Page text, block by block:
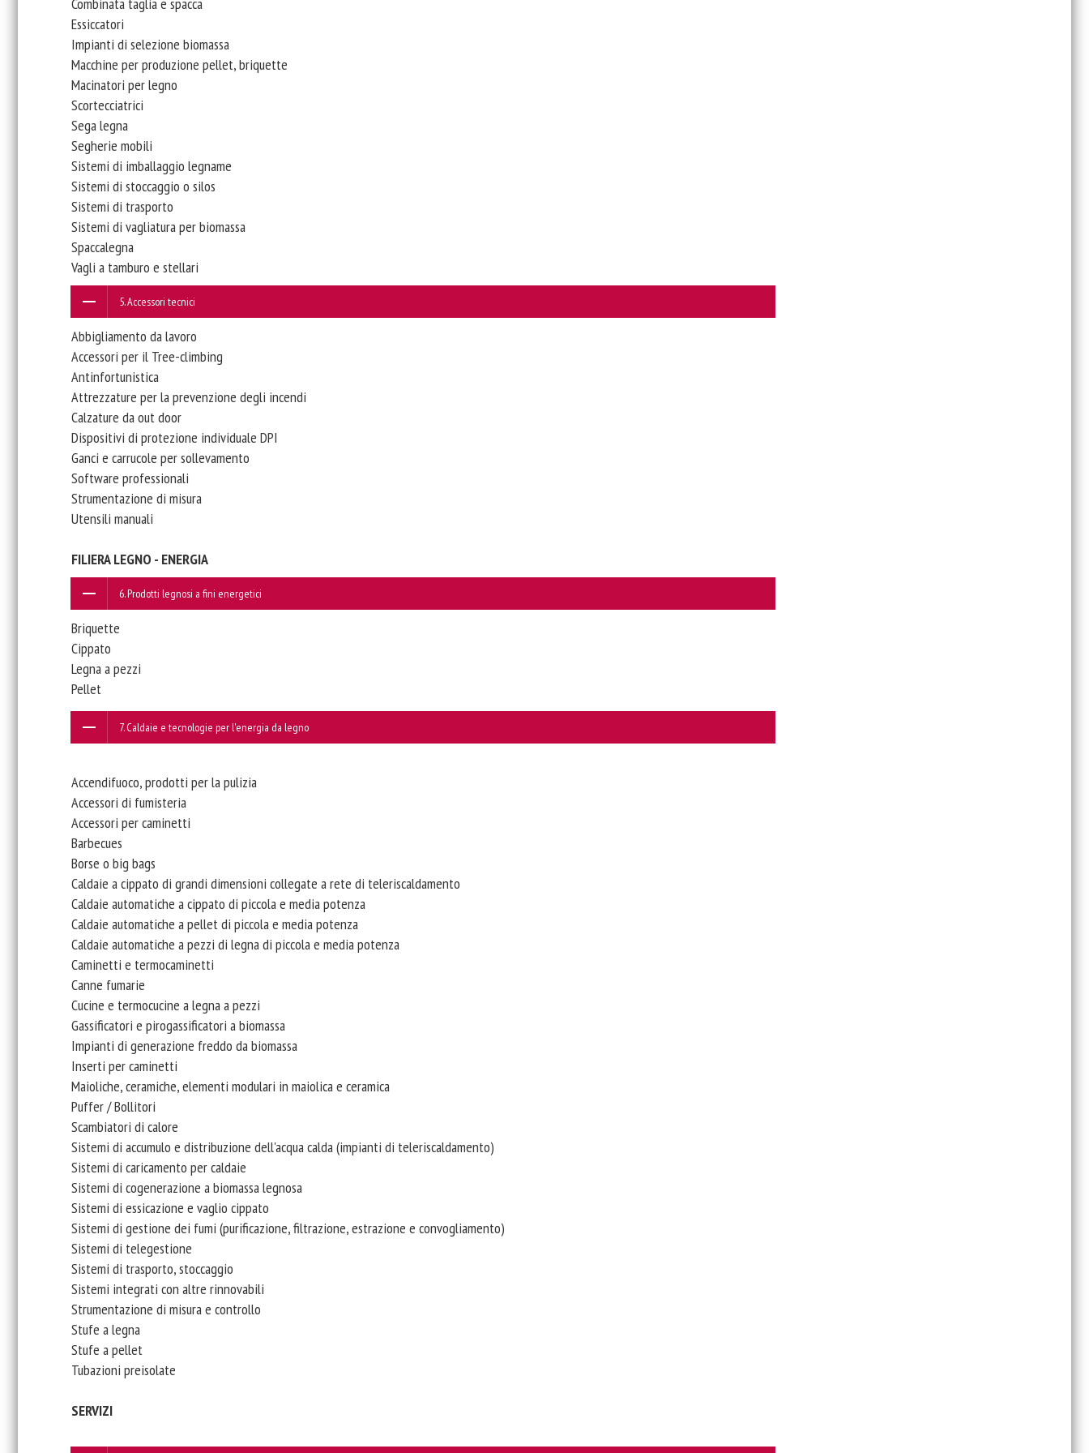
Essiccatori
Impianti di selezione biomassa
Macchine per produzione pellet, briquette
Macinatori per legno
Scortecciatrici
Sega legna
Segherie mobili
Sistemi di imballaggio legname
Sistemi di stoccaggio o silos
Sistemi di trasporto
Sistemi di vagliatura per biomassa
Spaccalegna
Vagli a tamburo e stellari
5. Accessori tecnici
Abbigliamento da lavoro
Accessori per il Tree-climbing
Antinfortunistica
Attrezzature per la prevenzione degli incendi
Calzature da out door
Dispositivi di protezione individuale DPI
Ganci e carrucole per sollevamento
Software professionali
Strumentazione di misura
Utensili manuali
FILIERA LEGNO - ENERGIA
6. Prodotti legnosi a fini energetici
Briquette
Cippato
Legna a pezzi
Pellet
7. Caldaie e tecnologie per l'energia da legno
Accendifuoco, prodotti per la pulizia
Accessori di fumisteria
Accessori per caminetti
Barbecues
Borse o big bags
Caldaie a cippato di grandi dimensioni collegate a rete di teleriscaldamento
Caldaie automatiche a cippato di piccola e media potenza
Caldaie automatiche a pellet di piccola e media potenza
Caldaie automatiche a pezzi di legna di piccola e media potenza
Caminetti e termocaminetti
Canne fumarie
Cucine e termocucine a legna a pezzi
Gassificatori e pirogassificatori a biomassa
Impianti di generazione freddo da biomassa
Inserti per caminetti
Maioliche, ceramiche, elementi modulari in maiolica e ceramica
Puffer / Bollitori
Scambiatori di calore
Sistemi di accumulo e distribuzione dell'acqua calda (impianti di teleriscaldamento)
Sistemi di caricamento per caldaie
Sistemi di cogenerazione a biomassa legnosa
Sistemi di essicazione e vaglio cippato
Sistemi di gestione dei fumi (purificazione, filtrazione, estrazione e convogliamento)
Sistemi di telegestione
Sistemi di trasporto, stoccaggio
Sistemi integrati con altre rinnovabili
Strumentazione di misura e controllo
Stufe a legna
Stufe a pellet
Tubazioni preisolate
SERVIZI